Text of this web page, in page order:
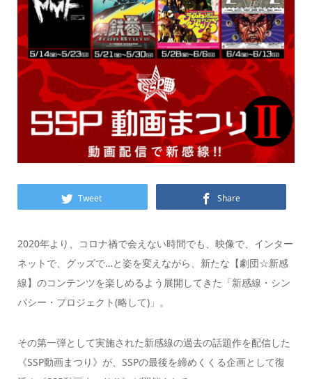
Tweet Share
2020年より、コロナ禍で会えない時間でも、映像で、インター
ネットで、グッズで…と姿を変えながら、新たな【劇団☆新感
線】のコンテンツを楽しめるよう展開してきた「新感線・シン
パシー・プロジェクト(略して)」。
その第一弾として実施された新感線の過去の話題作を配信した
《SSP動画まつり》が、SSPの最後を締めくくる企画として復